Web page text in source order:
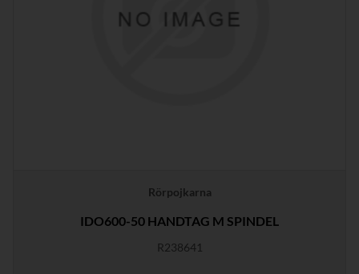
Rörpojkarna
IDO600-50 HANDTAG M SPINDEL
R238641